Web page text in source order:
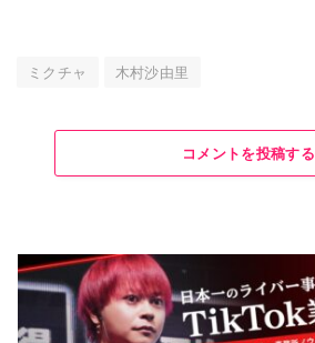
ミクチャ 木村沙由里
コメントを投稿する